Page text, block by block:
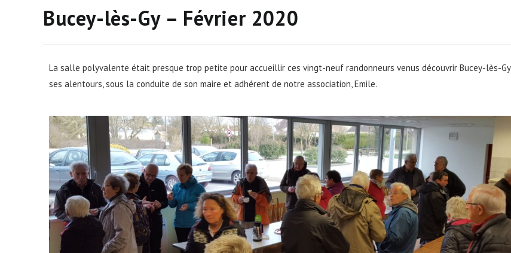
Bucey-lès-Gy – Février 2020
La salle polyvalente était presque trop petite pour accueillir ces vingt-neuf randonneurs venus découvrir Bucey-lès-
ses alentours, sous la conduite de son maire et adhérent de notre association, Emile.